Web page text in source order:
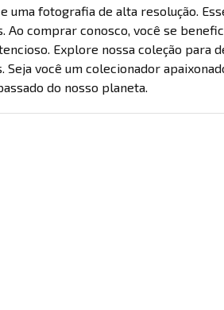
uma fotografia de alta resolução.
Ao comprar conosco, você se
Explore nossa coleção para
Seja você um colecionador
do nosso planeta.